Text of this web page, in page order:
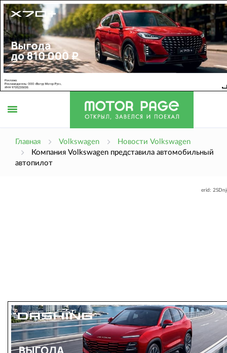
Главная Volkswagen
Новости Volkswagen
Компания Volkswagen представила автомобильный
автопилот
erid: